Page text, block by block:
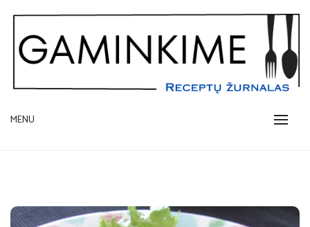
content
GAMINKIME.LT
receptų žurnalas
MENU